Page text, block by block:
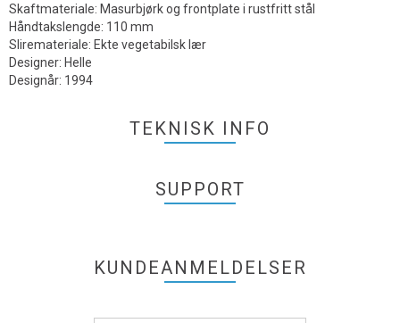
Skaftmateriale: Masurbjørk og frontplate i rustfritt stål
Håndtakslengde: 110 mm
Sliremateriale: Ekte vegetabilsk lær
Designer: Helle
Designår: 1994
TEKNISK INFO
SUPPORT
KUNDEANMELDELSER